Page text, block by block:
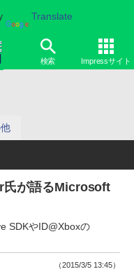
Translate
検索 Impressサイト
が語るMicrosoft
SDKやID@Xboxの
（2015/3/5 13:45）